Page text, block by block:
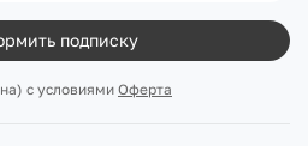
подписку
с условиями Оферта